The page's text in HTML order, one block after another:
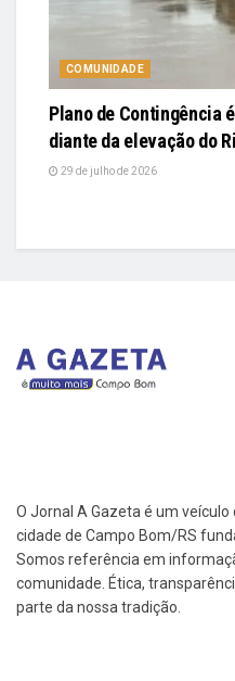
COMUNIDADE
Plano de Contingência
diante da elevação do
29 de julho de 2026
O Jornal A Gazeta é um
cidade de Campo Bom/RS
Somos referência em
comunidade. Ética,
parte da nossa tradição.